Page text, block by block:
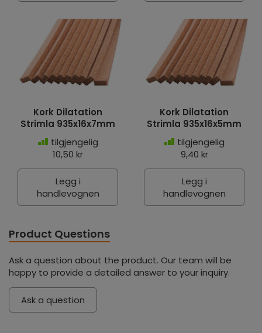
Kork Dilatation
Strimla 935x16x7mm
tilgjengelig
10,50 kr
Legg i
handlevognen
Kork Dilatation
Strimla 935x16x5mm
tilgjengelig
9,40 kr
Legg i
handlevognen
Product Questions
Ask a question about the product. Our team will be
happy to provide a detailed answer to your inquiry.
Ask a question